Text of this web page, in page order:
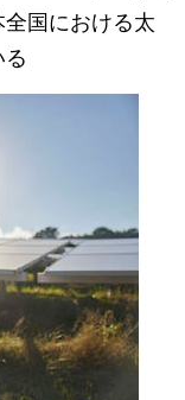
国における太